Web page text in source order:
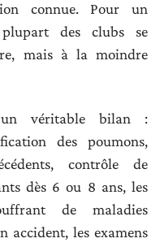
connue. Pour un
des clubs se
mais à la moindre
véritable bilan :
des poumons,
contrôle de
dès 6 ou 8 ans, les
de maladies
accident, les examens